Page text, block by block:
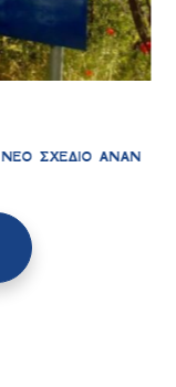
ΝΕΟ ΣΧΕΔΙΟ ΑΝΑΝ